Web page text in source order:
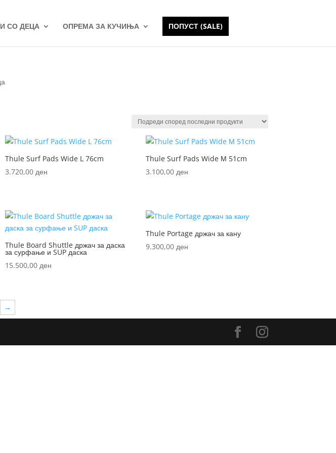
СО ДЕЦА ОПРЕМА ЗА КУЧИЊА ПОПУСТ (SALE)
Thule Surf Pads Wide L 76cm
3.720,00ден
Thule Surf Pads Wide М 51cm
3.100,00ден
Thule Board Shuttle држач за даска
за сурфање и SUP даска
15.500,00ден
Thule Portage држач за кану
9.300,00ден
→